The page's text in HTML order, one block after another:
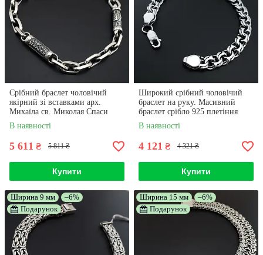
Срібний браслет чоловічий
якірний зі вставками арх.
Михаїла св. Миколая Спаси
Збережи. 21 см
В наявності
5 611 ₴ 5 811 ₴
Купити
Широкий срібний чоловічий
браслет на руку. Масивний
браслет срібло 925 плетіння
бісмарк, ширина 8 мм. 19,5 см
В наявності
4 121 ₴ 4 321 ₴
Купити
Ширина 9 мм
–6%
Подарунок
Ширина 15 мм
–6%
Подарунок